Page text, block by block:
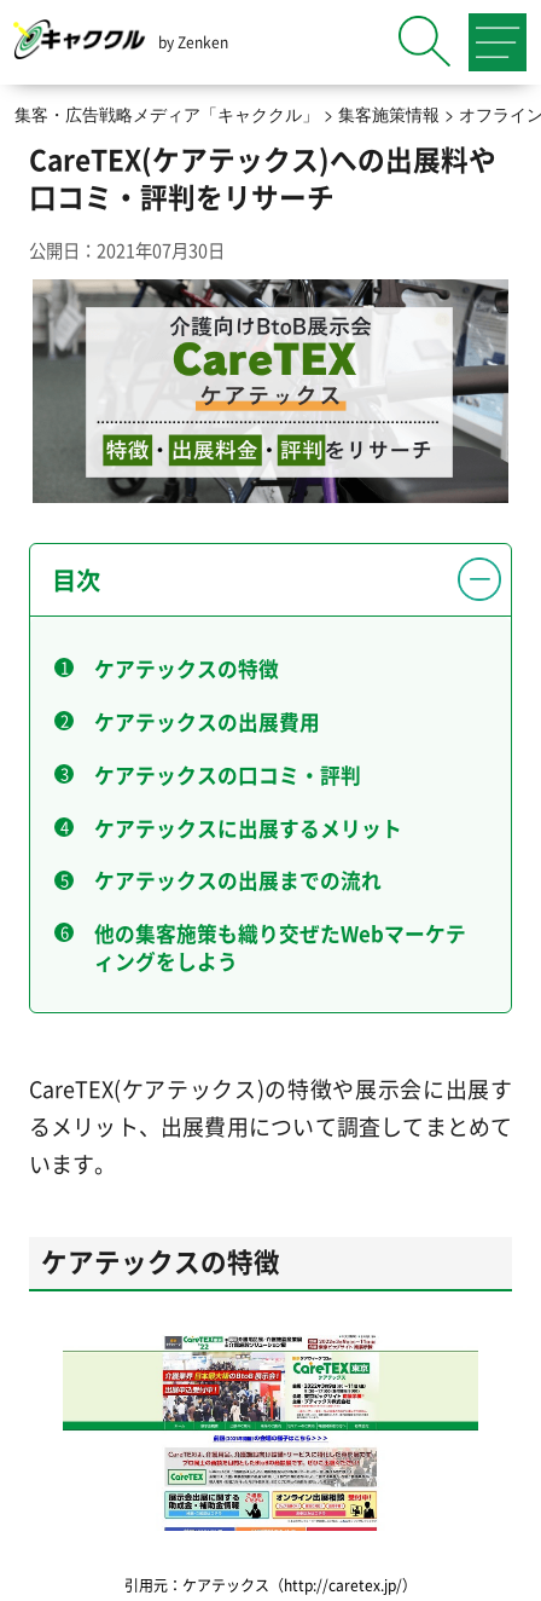
by Zenken
集客・広告戦略メディア「キャククル」 > 集客施策情報 > オフライ
CareTEX(ケアテックス)への出展料や
口コミ・評判をリサーチ
公開日：2021年07月30日
目次
ケアテックスの特徴
ケアテックスの出展費用
ケアテックスの口コミ・評判
ケアテックスに出展するメリット
ケアテックスの出展までの流れ
他の集客施策も織り交ぜたWebマーケテ
ィングをしよう
CareTEX(ケアテックス)の特徴や展示会に出展す
るメリット、出展費用について調査してまとめて
います。
ケアテックスの特徴
引用元：ケアテックス（http://caretex.jp/）